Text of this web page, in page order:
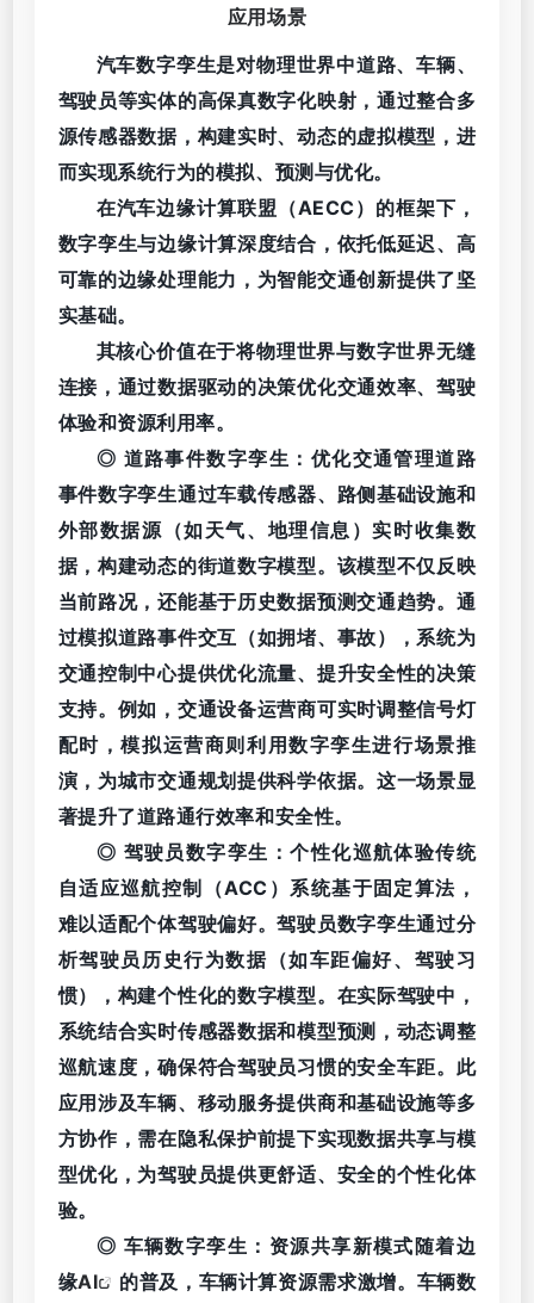
汽车数字孪生是对物理世界中道路、车辆、
驾驶员等实体的高保真数字化映射，通过整合多
源传感器数据，构建实时、动态的虚拟模型，进
而实现系统行为的模拟、预测与优化。
在汽车边缘计算联盟（AECC）的框架下，
数字孪生与边缘计算深度结合，依托低延迟、高
可靠的边缘处理能力，为智能交通创新提供了坚
实基础。
其核心价值在于将物理世界与数字世界无缝
连接，通过数据驱动的决策优化交通效率、驾驶
体验和资源利用率。
◎ 道路事件数字孪生：优化交通管理道路
事件数字孪生通过车载传感器、路侧基础设施和
外部数据源（如天气、地理信息）实时收集数
据，构建动态的街道数字模型。该模型不仅反映
当前路况，还能基于历史数据预测交通趋势。通
过模拟道路事件交互（如拥堵、事故），系统为
交通控制中心提供优化流量、提升安全性的决策
支持。例如，交通设备运营商可实时调整信号灯
配时，模拟运营商则利用数字孪生进行场景推
演，为城市交通规划提供科学依据。这一场景显
著提升了道路通行效率和安全性。
◎ 驾驶员数字孪生：个性化巡航体验传统
自适应巡航控制（ACC）系统基于固定算法，
难以适配个体驾驶偏好。驾驶员数字孪生通过分
析驾驶员历史行为数据（如车距偏好、驾驶习
惯），构建个性化的数字模型。在实际驾驶中，
系统结合实时传感器数据和模型预测，动态调整
巡航速度，确保符合驾驶员习惯的安全车距。此
应用涉及车辆、移动服务提供商和基础设施等多
方协作，需在隐私保护前提下实现数据共享与模
型优化，为驾驶员提供更舒适、安全的个性化体
验。
◎ 车辆数字孪生：资源共享新模式随着边
缘AI
的普及，车辆计算资源需求激增。车辆数